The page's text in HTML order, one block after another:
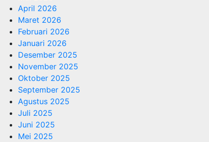
April 2026
Maret 2026
Februari 2026
Januari 2026
Desember 2025
November 2025
Oktober 2025
September 2025
Agustus 2025
Juli 2025
Juni 2025
Mei 2025